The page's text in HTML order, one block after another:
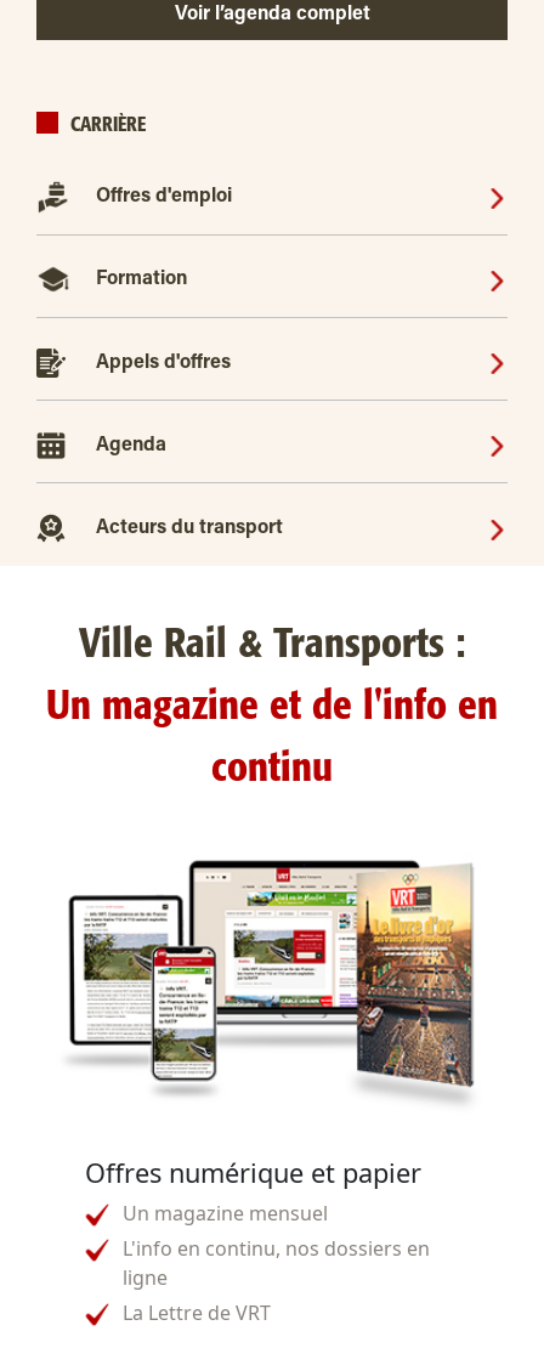
Voir l’agenda complet
CARRIÈRE
Offres d'emploi
Formation
Appels d'offres
Agenda
Acteurs du transport
Ville Rail & Transports :
Un magazine et de l'info en
continu
Offres numérique et papier
Un magazine mensuel
L'info en continu, nos dossiers en
ligne
La Lettre de VRT